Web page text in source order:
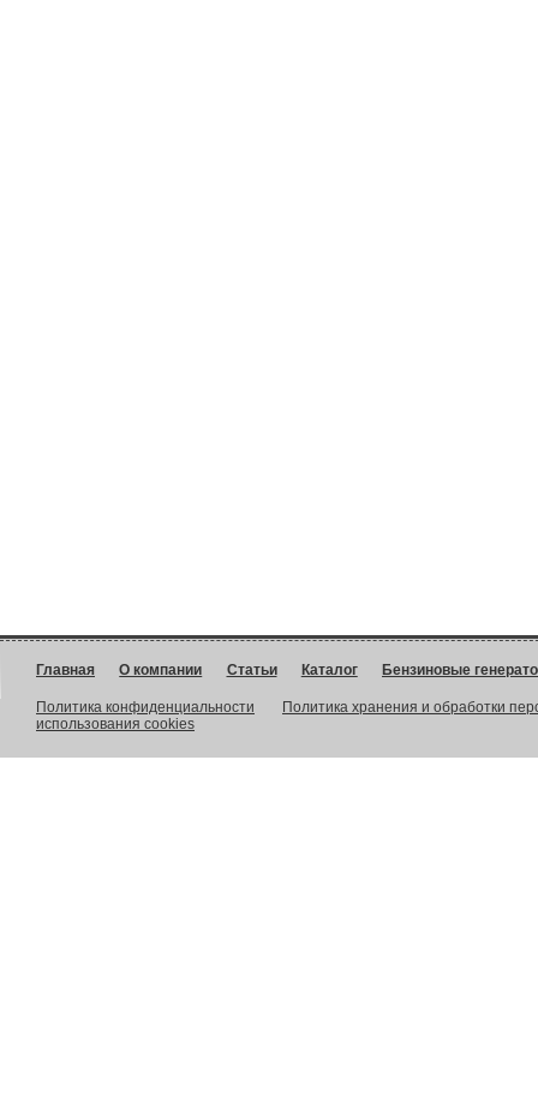
Главная О компании Статьи Каталог Бензиновые
Политика конфиденциальности
Политика хранения и обработки
использования cookies